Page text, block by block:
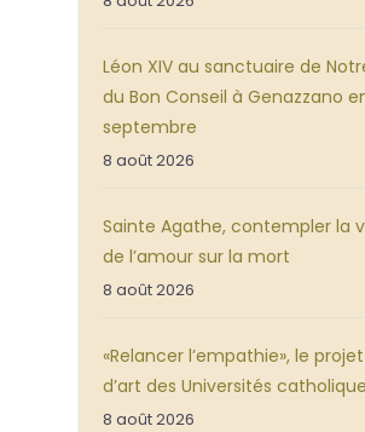
Léon XIV au sanctuaire de
du Bon Conseil à Genazzano
septembre
8 août 2026
Sainte Agathe, contempler la
de l’amour sur la mort
8 août 2026
«Relancer l’empathie», le
d’art des Universités
8 août 2026